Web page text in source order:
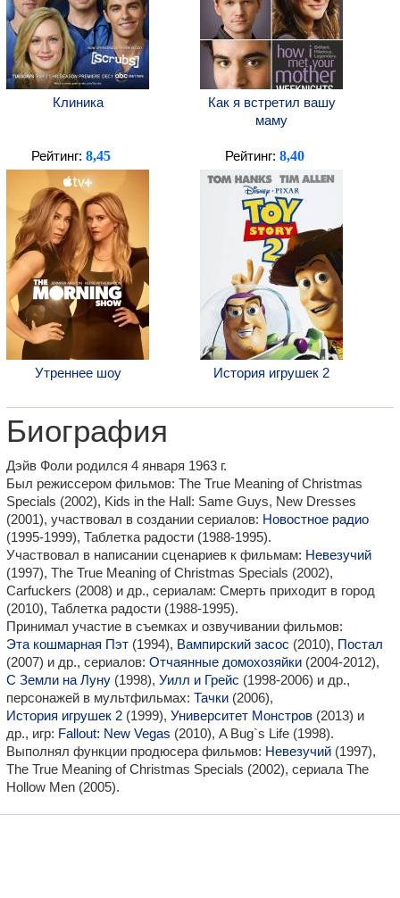
Клиника
Как я встретил вашу
маму
Рейтинг: 8,45
Утреннее шоу
Рейтинг: 8,40
История игрушек 2
Биография
Дэйв Фоли родился 4 января 1963 г.
Был режиссером фильмов: The True Meaning of Christmas
Specials (2002), Kids in the Hall: Same Guys, New Dresses
(2001), участвовал в создании сериалов: Новостное радио
(1995-1999), Таблетка радости (1988-1995).
Участвовал в написании сценариев к фильмам: Невезучий
(1997), The True Meaning of Christmas Specials (2002),
Carfuckers (2008) и др., сериалам: Смерть приходит в город
(2010), Таблетка радости (1988-1995).
Принимал участие в съемках и озвучивании фильмов:
Эта кошмарная Пэт (1994), Вампирский засос (2010), Постал
(2007) и др., сериалов: Отчаянные домохозяйки (2004-2012),
С Земли на Луну (1998), Уилл и Грейс (1998-2006) и др.,
персонажей в мультфильмах: Тачки (2006),
История игрушек 2 (1999), Университет Монстров (2013) и
др., игр: Fallout: New Vegas (2010), A Bug`s Life (1998).
Выполнял функции продюсера фильмов: Невезучий (1997),
The True Meaning of Christmas Specials (2002), сериала The
Hollow Men (2005).